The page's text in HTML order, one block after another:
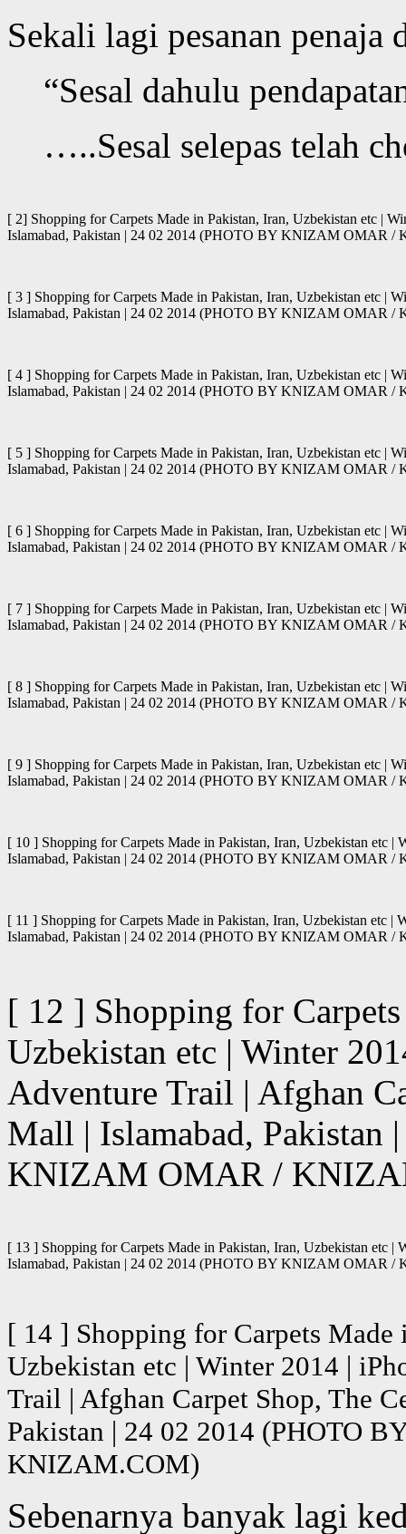
Sekali lagi pesanan penaja
“Sesal dahulu
…..Sesal selepas telah
[ 2] Shopping for Carpets Made in Pakistan, Iran, Uzbekistan etc |
Islamabad, Pakistan | 24 02 2014 (PHOTO BY KNIZAM OMAR
[ 3 ] Shopping for Carpets Made in Pakistan, Iran, Uzbekistan etc |
Islamabad, Pakistan | 24 02 2014 (PHOTO BY KNIZAM OMAR
[ 4 ] Shopping for Carpets Made in Pakistan, Iran, Uzbekistan etc |
Islamabad, Pakistan | 24 02 2014 (PHOTO BY KNIZAM OMAR
[ 5 ] Shopping for Carpets Made in Pakistan, Iran, Uzbekistan etc |
Islamabad, Pakistan | 24 02 2014 (PHOTO BY KNIZAM OMAR
[ 6 ] Shopping for Carpets Made in Pakistan, Iran, Uzbekistan etc |
Islamabad, Pakistan | 24 02 2014 (PHOTO BY KNIZAM OMAR
[ 7 ] Shopping for Carpets Made in Pakistan, Iran, Uzbekistan etc |
Islamabad, Pakistan | 24 02 2014 (PHOTO BY KNIZAM OMAR
[ 8 ] Shopping for Carpets Made in Pakistan, Iran, Uzbekistan etc |
Islamabad, Pakistan | 24 02 2014 (PHOTO BY KNIZAM OMAR
[ 9 ] Shopping for Carpets Made in Pakistan, Iran, Uzbekistan etc |
Islamabad, Pakistan | 24 02 2014 (PHOTO BY KNIZAM OMAR
[ 10 ] Shopping for Carpets Made in Pakistan, Iran, Uzbekistan etc
Islamabad, Pakistan | 24 02 2014 (PHOTO BY KNIZAM OMAR
[ 11 ] Shopping for Carpets Made in Pakistan, Iran, Uzbekistan etc
Islamabad, Pakistan | 24 02 2014 (PHOTO BY KNIZAM OMAR
[ 12 ] Shopping for
Uzbekistan etc | Winter
Adventure Trail | Afghan
Mall | Islamabad, Pakistan
KNIZAM OMAR /
[ 13 ] Shopping for Carpets Made in Pakistan, Iran, Uzbekistan etc
Islamabad, Pakistan | 24 02 2014 (PHOTO BY KNIZAM OMAR
[ 14 ] Shopping for Carpets Made
Uzbekistan etc | Winter 2014 |
Trail | Afghan Carpet Shop, The
Pakistan | 24 02 2014 (PHOTO
KNIZAM.COM)
Sebenarnya banyak lagi